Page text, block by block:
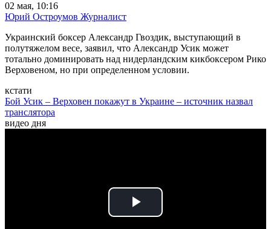
02 мая, 10:16
Юрий Остроумов Журналист
Украинский боксер Александр Гвоздик, выступающий в
полутяжелом весе, заявил, что Александр Усик может
тотально доминировать над нидерландским кикбоксером Рико
Верховеном, но при определенном условии.
кстати
Бой Усик – Верховен покажут в Украине – источник назвал
транслятора
видео дня
Play